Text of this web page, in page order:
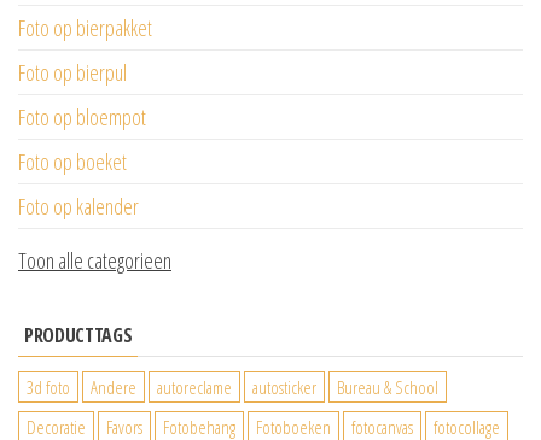
Foto op bierpakket
Foto op bierpul
Foto op bloempot
Foto op boeket
Foto op kalender
Toon alle categorieen
PRODUCTTAGS
3d foto Andere autoreclame autosticker
Bureau & School
Decoratie
Favors Fotobehang Fotoboeken fotocanvas
fotocollage